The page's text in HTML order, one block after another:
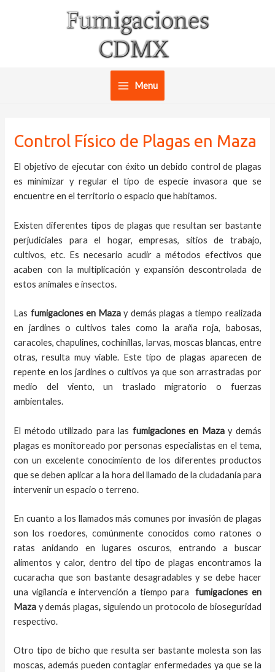
Main
Menu
Control Físico de Plagas en Maza
El objetivo de ejecutar con éxito un debido control de plagas
es minimizar y regular el tipo de especie invasora que se
encuentre en el territorio o espacio que habitamos.
Existen diferentes tipos de plagas que resultan ser bastante
perjudiciales para el hogar, empresas, sitios de trabajo,
cultivos, etc. Es necesario acudir a métodos efectivos que
acaben con la multiplicación y expansión descontrolada de
estos animales e insectos.
Las fumigaciones en Mazay demás plagas atiempo realizada
en jardines o cultivos tales como la araña roja, babosas,
caracoles, chapulines, cochinillas, larvas, moscas blancas, entre
otras, resulta muy viable. Este tipo de plagas aparecen de
repente en los jardines o cultivos ya que son arrastradas por
medio del viento, un traslado migratorio o fuerzas
ambientales.
El método utilizado para las fumigaciones en Mazay demás
plagas es monitoreado por personas especialistas en el tema,
con un excelente conocimiento de los diferentes productos
que se deben aplicar a la hora del llamado de la ciudadanía para
intervenir un espacio o terreno.
En cuanto a los llamados más comunes por invasión de plagas
son los roedores, comúnmente conocidos como ratones o
ratas anidando en lugares oscuros, entrando a buscar
alimentos y calor, dentro del tipo de plagas encontramos la
cucaracha que son bastante desagradables y se debe hacer
una vigilancia e intervención a tiempo parafumigaciones en
Maza y demás plagas, siguiendo un protocolo de bioseguridad
respectivo.
Otro tipo de bicho que resulta ser bastante molesta son las
moscas, además pueden contagiar enfermedades ya que se la